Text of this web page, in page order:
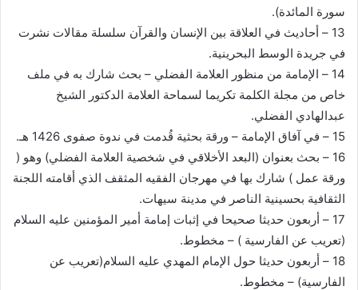
سورة المائدة).
13 – أحاديث في العلاقة بين الإنسان والقرآن سلسلة مقالات نشرت
في جريدة الوسط البحرينية.
14 – الإمامة من منظور العلامة الفضلي – بحث شارك به في ملف
خاص من مجلة الكلمة تكريما لسماحة العلامة الدكتور الشيخ
عبدالهادي الفضلي.
15 – في آفاق الإمامة – ورقة بحثية قُدمت في ندوة صفوى 1426 هـ.
16 – بحث بعنوان (البعد الأخلاقي في شخصية العلامة الفضلي) وهو (
ورقة عمل ) شارك بها في مهرجان الفقيه المثقف الذي أقامته اللجنة
الثقافية بحسينية الناصر في مدينة سيهات.
17 – أربعون حديثا صحيحا في إثبات إمامة أمير المؤمنين عليه السلام
(تعريب عن الفارسية ) – مخطوط.
18 – أربعون حديثا حول الإمام المهدي عليه السلام(تعريب عن
الفارسية) – مخطوط.